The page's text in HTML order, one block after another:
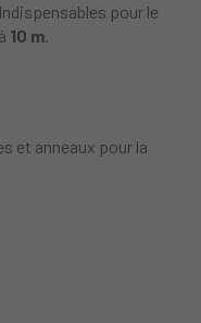
pour le
10 m.
et anneaux pour la